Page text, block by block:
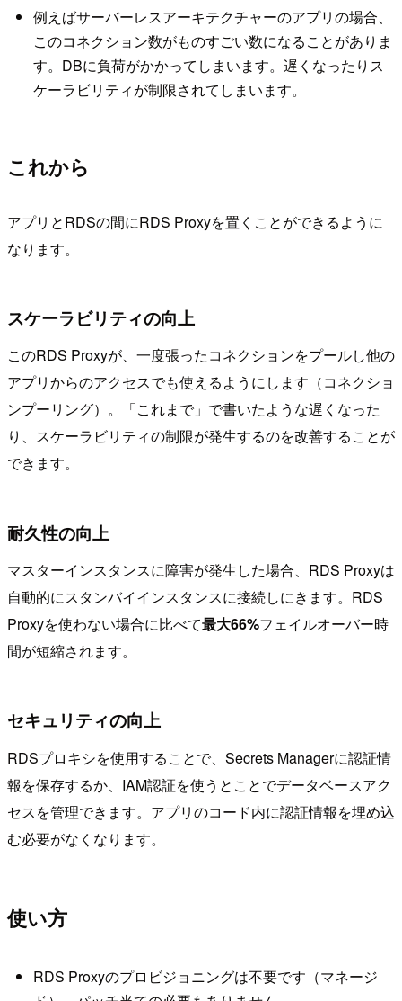
例えばサーバーレスアーキテクチャーのアプリの場合、
このコネクション数がものすごい数になることがありま
す。DBに負荷がかかってしまいます。遅くなったりス
ケーラビリティが制限されてしまいます。
これから
アプリとRDSの間にRDS Proxyを置くことができるように
なります。
スケーラビリティの向上
このRDS Proxyが、一度張ったコネクションをプールし他の
アプリからのアクセスでも使えるようにします（コネクショ
ンプーリング）。「これまで」で書いたような遅くなった
り、スケーラビリティの制限が発生するのを改善することが
できます。
耐久性の向上
マスターインスタンスに障害が発生した場合、RDS Proxyは
自動的にスタンバイインスタンスに接続しにきます。RDS
Proxyを使わない場合に比べて最大66%フェイルオーバー時
間が短縮されます。
セキュリティの向上
RDSプロキシを使用することで、Secrets Managerに認証情
報を保存するか、IAM認証を使うとことでデータベースアク
セスを管理できます。アプリのコード内に認証情報を埋め込
む必要がなくなります。
使い方
RDS Proxyのプロビジョニングは不要です（マネージ